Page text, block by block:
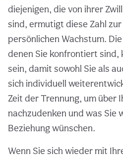
diejenigen, die von ihrer
sind, ermutigt diese Zahl
persönlichen Wachstum.
denen Sie konfrontiert sind,
sein, damit sowohl Sie als
sich individuell
Zeit der Trennung, um über
nachzudenken und was Sie
Beziehung wünschen.
Wenn Sie sich wieder mit